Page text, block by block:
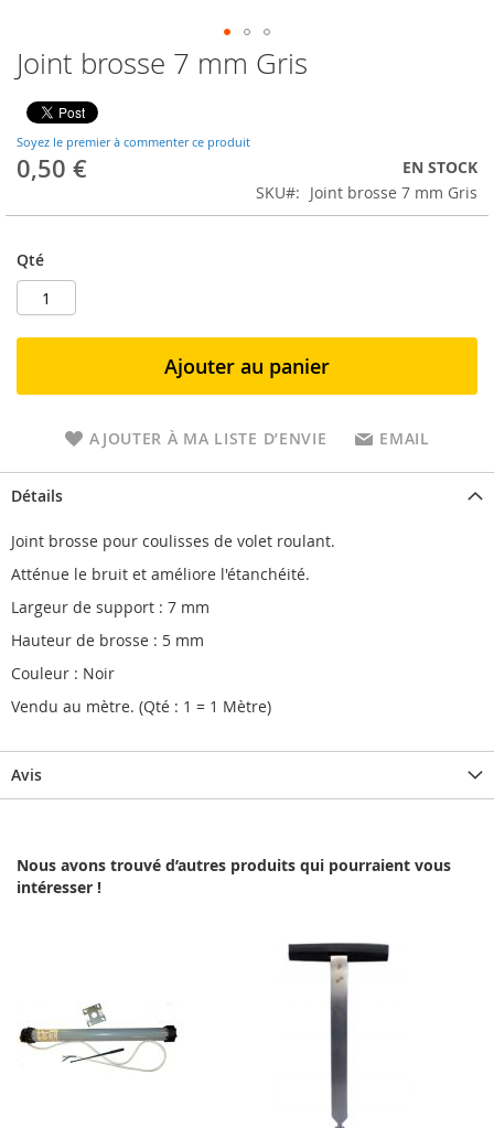
Joint brosse 7 mm Gris
Soyez le premier à commenter ce produit
0,50 €
EN STOCK
SKU
Joint brosse 7 mm Gris
Qté
Ajouter au panier
AJOUTER À MA LISTE D’ENVIE EMAIL
Détails
Joint brosse pour coulisses de volet roulant.
Atténue le bruit et améliore l'étanchéité.
Largeur de support : 7 mm
Hauteur de brosse : 5 mm
Couleur : Noir
Vendu au mètre. (Qté : 1 = 1 Mètre)
Avis
Nous avons trouvé d’autres produits qui pourraient vous
intéresser !